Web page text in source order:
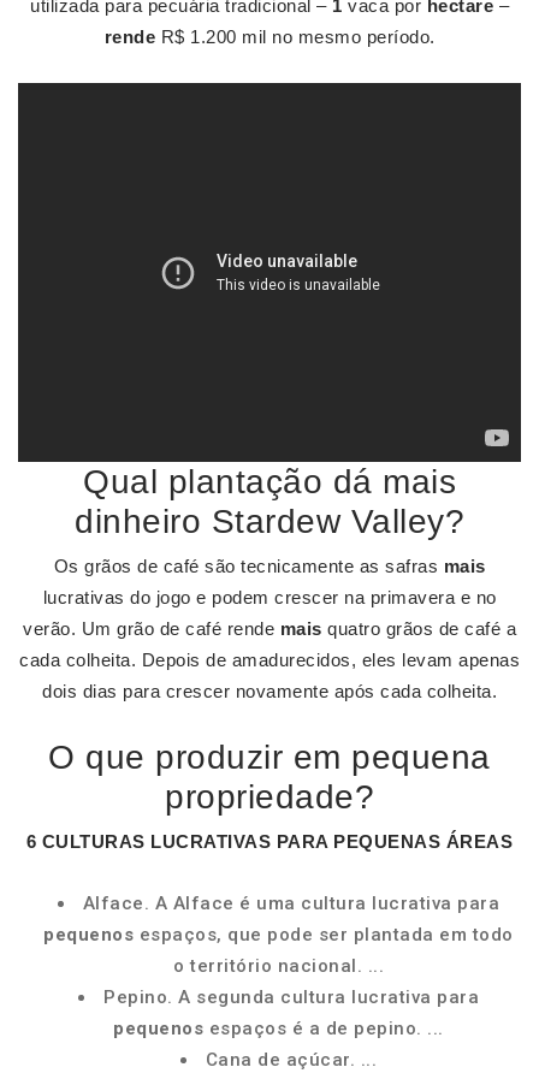
utilizada para pecuária tradicional – 1 vaca por hectare –
rende R$ 1.200 mil no mesmo período.
Qual plantação dá mais
dinheiro Stardew Valley?
Os grãos de café são tecnicamente as safras mais
lucrativas do jogo e podem crescer na primavera e no
verão. Um grão de café rende mais quatro grãos de café a
cada colheita. Depois de amadurecidos, eles levam apenas
dois dias para crescer novamente após cada colheita.
O que produzir em pequena
propriedade?
6 CULTURAS LUCRATIVAS PARA PEQUENAS ÁREAS
Alface. A Alface é uma cultura lucrativa para
pequenos espaços, que pode ser plantada em todo
o território nacional. ...
Pepino. A segunda cultura lucrativa para
pequenos espaços é a de pepino. ...
Cana de açúcar. ...